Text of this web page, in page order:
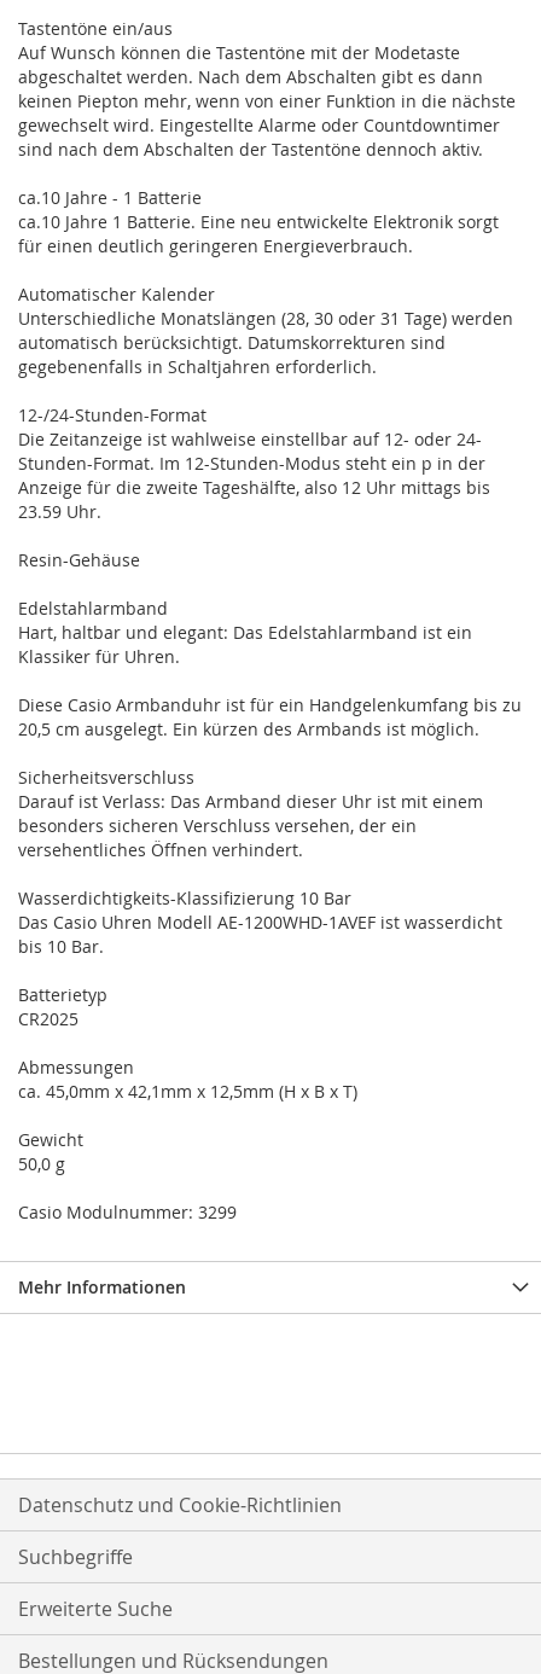
Tastentöne ein/aus
Auf Wunsch können die Tastentöne mit der Modetaste
abgeschaltet werden. Nach dem Abschalten gibt es dann
keinen Piepton mehr, wenn von einer Funktion in die nächste
gewechselt wird. Eingestellte Alarme oder Countdowntimer
sind nach dem Abschalten der Tastentöne dennoch aktiv.
ca.10 Jahre - 1 Batterie
ca.10 Jahre 1 Batterie. Eine neu entwickelte Elektronik sorgt
für einen deutlich geringeren Energieverbrauch.
Automatischer Kalender
Unterschiedliche Monatslängen (28, 30 oder 31 Tage) werden
automatisch berücksichtigt. Datumskorrekturen sind
gegebenenfalls in Schaltjahren erforderlich.
12-/24-Stunden-Format
Die Zeitanzeige ist wahlweise einstellbar auf 12- oder 24-
Stunden-Format. Im 12-Stunden-Modus steht ein p in der
Anzeige für die zweite Tageshälfte, also 12 Uhr mittags bis
23.59 Uhr.
Resin-Gehäuse
Edelstahlarmband
Hart, haltbar und elegant: Das Edelstahlarmband ist ein
Klassiker für Uhren.
Diese Casio Armbanduhr ist für ein Handgelenkumfang bis zu
20,5 cm ausgelegt. Ein kürzen des Armbands ist möglich.
Sicherheitsverschluss
Darauf ist Verlass: Das Armband dieser Uhr ist mit einem
besonders sicheren Verschluss versehen, der ein
versehentliches Öffnen verhindert.
Wasserdichtigkeits-Klassifizierung 10 Bar
Das Casio Uhren Modell AE-1200WHD-1AVEF ist wasserdicht
bis 10 Bar.
Batterietyp
CR2025
Abmessungen
ca. 45,0mm x 42,1mm x 12,5mm (H x B x T)
Gewicht
50,0 g
Casio Modulnummer: 3299
Mehr Informationen
Datenschutz und Cookie-Richtlinien
Suchbegriffe
Erweiterte Suche
Bestellungen und Rücksendungen